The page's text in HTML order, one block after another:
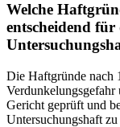
Welche
entscheidend
Die Haftgründe nach
Verdunkelungsgefahr
Gericht geprüft und
Untersuchungshaft